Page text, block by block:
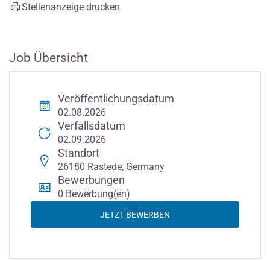
Stellenanzeige drucken
Job Übersicht
Veröffentlichungsdatum
02.08.2026
Verfallsdatum
02.09.2026
Standort
26180 Rastede, Germany
Bewerbungen
0 Bewerbung(en)
JETZT BEWERBEN